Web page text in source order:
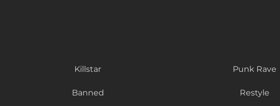
Killstar Punk Rave
Banned Restyle